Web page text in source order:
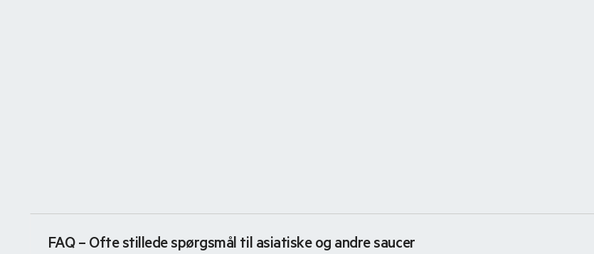
FAQ – Ofte stillede spørgsmål til asiatiske og andre saucer